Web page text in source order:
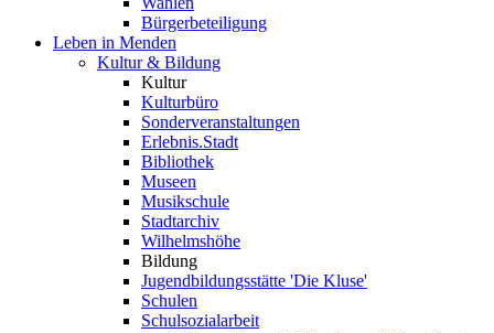
Bürgerbeteiligung
Leben in Menden
Kultur & Bildung
Kultur
Kulturbüro
Sonderveranstaltungen
Erlebnis.Stadt
Bibliothek
Museen
Musikschule
Stadtarchiv
Wilhelmshöhe
Bildung
Jugendbildungsstätte 'Die Kluse'
Schulen
Schulsozialarbeit